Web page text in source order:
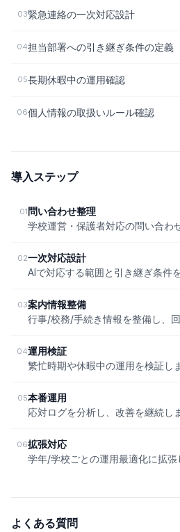
03緊急連絡の一次対応設計
04担当部署への引き継ぎ条件の定義
05長期休暇中の運用確認
06個人情報の取扱いルール確認
導入ステップ
01問い合わせ整理
学校運営・保護者対応の問い合わ
02一次対応設計
AIで対応する範囲と引き継ぎ条件
03案内情報整備
行事/校務/手続き情報を整備し、
04運用検証
繁忙時期や休暇中の運用を検証し
05本番運用
応対ログを分析し、改善を継続し
06拡張対応
学年/学校ごとの運用最適化に拡張
よくある質問